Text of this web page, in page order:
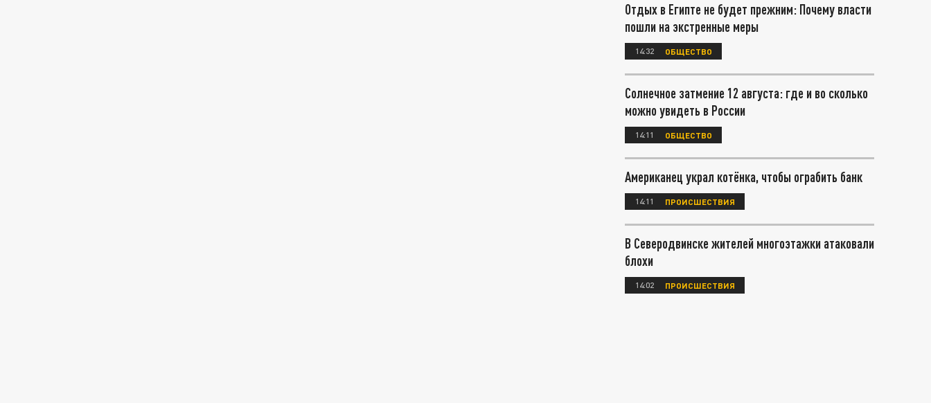
Отдых в Египте не будет прежним: Почему власти
пошли на экстренные меры
14:32 ОБЩЕСТВО
Солнечное затмение 12 августа: где и во сколько
можно увидеть в России
14:11 ОБЩЕСТВО
Американец украл котёнка, чтобы ограбить банк
14:11 ПРОИСШЕСТВИЯ
В Северодвинске жителей многоэтажки атаковали
блохи
14:02 ПРОИСШЕСТВИЯ